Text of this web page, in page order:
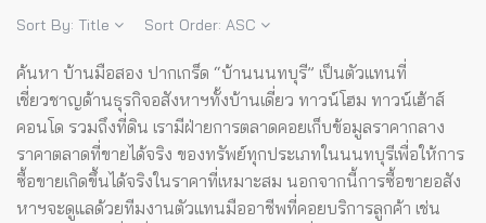
Sort By: Title Sort Order: ASC
ค้นหา บ้านมือสอง ปากเกร็ด “บ้านนนทบุรี” เป็นตัวแทนที่
เชี่ยวชาญด้านธุรกิจอสังหาฯทั้งบ้านเดี่ยว ทาวน์โฮม ทาวน์เฮ้าส์
คอนโด รวมถึงที่ดิน เรามีฝ่ายการตลาดคอยเก็บข้อมูลราคากลาง
ราคาตลาดที่ขายได้จริง ของทรัพย์ทุกประเภทในนนทบุรีเพื่อให้การ
ซื้อขายเกิดขึ้นได้จริงในราคาที่เหมาะสม นอกจากนี้การซื้อขายอสัง
หาฯจะดูแลด้วยทีมงานตัวแทนมืออาชีพที่คอยบริการลูกค้า เช่น